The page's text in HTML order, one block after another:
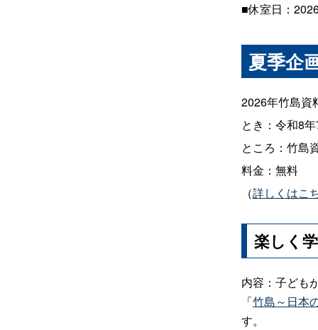
■休室日：
夏季企
2026年竹島資
とき：令和8
ところ：竹島
料金：無料
（詳しくはこ
楽しく
内容：子ども
「竹島～日本
す。